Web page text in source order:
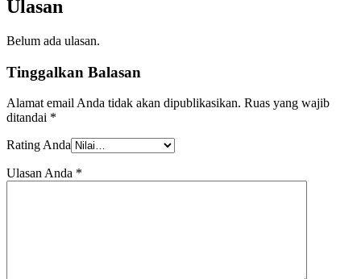
Ulasan
Belum ada ulasan.
Tinggalkan Balasan
Alamat email Anda tidak akan dipublikasikan. Ruas yang wajib
ditandai *
Rating Anda
Ulasan Anda *